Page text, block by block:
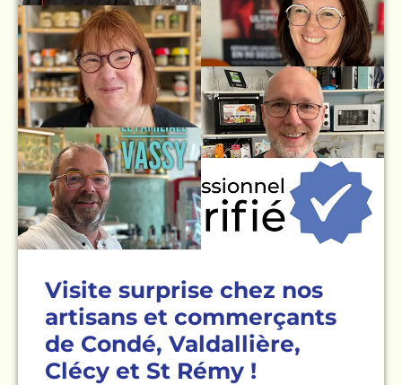
Visite surprise chez nos
artisans et commerçants
de Condé, Valdallière,
Clécy et St Rémy !